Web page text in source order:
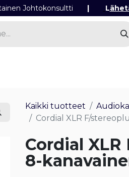
Johtokonsultti | L
Kaikki tuotteet
Cordial XLR F/
Cordial
8-